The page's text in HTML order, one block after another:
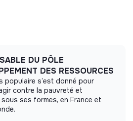
du planning éditorial.
des campagnes sur le site
avec les équipes internes ;
de projets contenus,
créations de visuels avec les
It may be an
DU PÔLE
DES RESSOURCES
populaire s’est donné pour
contre la pauvreté et
sous ses formes, en France et